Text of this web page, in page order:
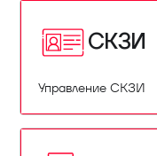
СКЗИ
Управление СКЗИ